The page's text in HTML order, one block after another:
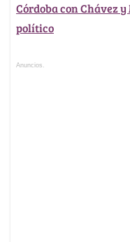
Córdoba con Chávez
político
Anuncios.